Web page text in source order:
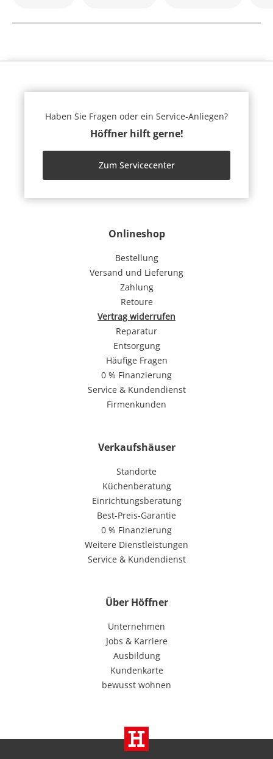
Onlineshop
Bestellung
Versand und Lieferung
Zahlung
Retoure
Vertrag widerrufen
Reparatur
Entsorgung
Häufige Fragen
0 % Finanzierung
Service & Kundendienst
Firmenkunden
Verkaufshäuser
Standorte
Küchenberatung
Einrichtungsberatung
Best-Preis-Garantie
0 % Finanzierung
Weitere Dienstleistungen
Service & Kundendienst
Über Höffner
Unternehmen
Jobs & Karriere
Ausbildung
Kundenkarte
bewusst wohnen
Haben Sie Fragen oder ein Service-Anliegen?
Höffner hilft gerne!
Zum Servicecenter